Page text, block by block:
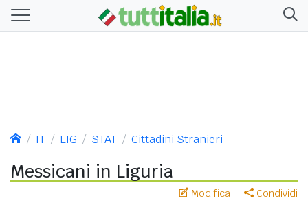
IT LIG STAT Cittadini Stranieri
Messicani in Liguria
Modifica Condividi